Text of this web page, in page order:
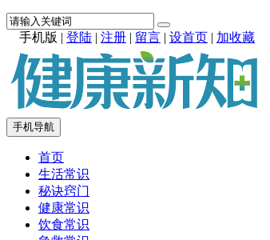
手机版 | 登陆 | 注册 | 留言 | 设首页 | 加收藏
手机导航
首页
生活常识
秘诀窍门
健康常识
饮食常识